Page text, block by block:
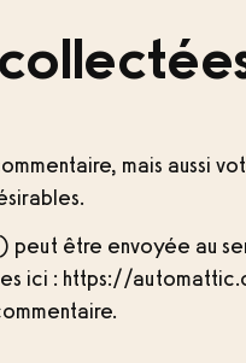
mais aussi
peut être envoyée au
ici : https://